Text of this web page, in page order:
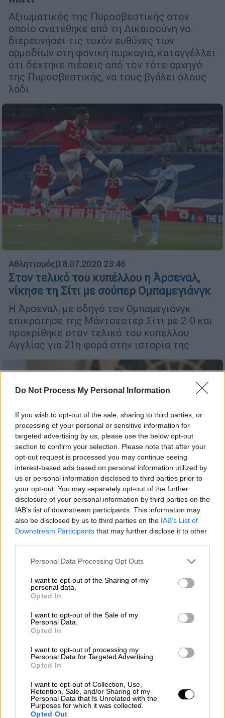
Do Not Process My Personal Information
If you wish to opt-out of the sale, sharing to third parties, or
processing of your personal or sensitive information for
targeted advertising by us, please use the below opt-out
section to confirm your selection. Please note that after your
opt-out request is processed you may continue seeing
interest-based ads based on personal information utilized by
us or personal information disclosed to third parties prior to
your opt-out. You may separately opt-out of the further
disclosure of your personal information by third parties on the
IAB’s list of downstream participants. This information may
also be disclosed by us to third parties on the IAB’s List of
Downstream Participants that may further disclose it to other
Please note that this website/app uses one or more Google
not limited to your visit or usage behaviour. You may click to
grant or deny consent to Google and its third-party tags to
use your data for below specified purposes in below Google
consent section.
Personal Data Processing Opt Outs
I want to opt-out of the Sharing of my
personal data.
Opted In
I want to opt-out of the Sale of my
Personal Data.
Opted In
I want to opt-out of processing my
Personal Data for Targeted Advertising.
Opted In
I want to opt-out of Collection, Use,
Retention, Sale, and/or Sharing of my
Personal Data that Is Unrelated with the
Purposes for which it was collected.
Opted Out
Αξιωματικός της Πυροσβεστικής στον
οποίο ανατέθηκε από τη Δικαιοσύνη να
διερευνήσει τις τυχόν ευθύνες των
αρμοδίων στη φονική πυρκαγιά, καταγγέλλει
ότι δέχτηκε πιέσεις από τον τότε αρχηγό
της Πυροσβεστικής, να τους βγάλει όλους
λάδι.
Αθλητισμός|18.07.2020 23:46
Στον τελικό του κυπέλλου η Άρσεναλ,
νίκησε τη Σίτι με σούπερ Ομπαμεγιάνγκ
Η Άρσεναλ, με οδηγό τον Ομπαμεγιάνγκ
επικράτησε της Μάντσεστερ Σίτι με 2-0 και
προκρίθηκε στον τελικό του κυπέλλου
Αγγλίας για 21η φορά στην ιστορία της
Κόσμος18.07.2020 22:54
Λευκός Οίκος: Ο Τραμπ έβγαλε τα
επίσημα πορτρέτα των Κλίντον και
Μπους
Tα πορτρέτα των προκατόχων του Τραμπ
αφαιρέθηκαν για να δώσουν τη θέση τους
στα δύο Ρεπουμπλικάνων προέδρων που
εκλέχθηκαν πριν από έναν αιώνα